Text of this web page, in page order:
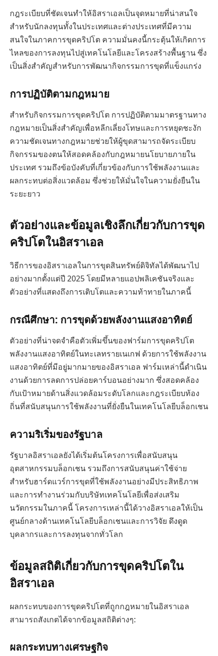
กฎระเบียบที่ชัดเจนทำให้อิสราเอลเป็นจุดหมายที่น่าสนใจ
สำหรับนักลงทุนทั้งในประเทศและต่างประเทศที่มีความ
สนใจในภาคการขุดคริปโต ความมั่นคงนี้กระตุ้นให้เกิดการ
ไหลของการลงทุนไปสู่เทคโนโลยีและโครงสร้างพื้นฐาน ซึ่ง
เป็นสิ่งสำคัญสำหรับการพัฒนากิจกรรมการขุดที่แข็งแกร่ง
การปฏิบัติตามกฎหมาย
สำหรับกิจกรรมการขุดคริปโต การปฏิบัติตามมาตรฐานทาง
กฎหมายเป็นสิ่งสำคัญเพื่อหลีกเลี่ยงโทษและการหยุดชะงัก
ความชัดเจนทางกฎหมายช่วยให้ผู้ขุดสามารถจัดระเบียบ
กิจกรรมของตนให้สอดคล้องกับกฎหมายนโยบายภายใน
ประเทศ รวมถึงข้อบังคับที่เกี่ยวข้องกับการใช้พลังงานและ
ผลกระทบต่อสิ่งแวดล้อม ซึ่งช่วยให้มั่นใจในความยั่งยืนใน
ระยะยาว
ตัวอย่างและข้อมูลเชิงลึกเกี่ยวกับการขุด
คริปโตในอิสราเอล
วิธีการของอิสราเอลในการขุดสินทรัพย์ดิจิทัลได้พัฒนาไป
อย่างมากตั้งแต่ปี 2025 โดยมีหลายแอปพลิเคชันจริงและ
ตัวอย่างที่แสดงถึงการเติบโตและความท้าทายในภาคนี้
กรณีศึกษา: การขุดด้วยพลังงานแสงอาทิตย์
ตัวอย่างที่น่าจดจำคือตัวเพิ่มขึ้นของฟาร์มการขุดคริปโต
พลังงานแสงอาทิตย์ในทะเลทรายเนเกฟ ด้วยการใช้พลังงาน
แสงอาทิตย์ที่มีอยู่มากมายของอิสราเอล ฟาร์มเหล่านี้ดำเนิน
งานด้วยการลดการปล่อยคาร์บอนอย่างมาก ซึ่งสอดคล้อง
กับเป้าหมายด้านสิ่งแวดล้อมระดับโลกและกฎระเบียบท้อง
ถิ่นที่สนับสนุนการใช้พลังงานที่ยั่งยืนในเทคโนโลยีบล็อกเชน
ความริเริ่มของรัฐบาล
รัฐบาลอิสราเอลยังได้เริ่มต้นโครงการเพื่อสนับสนุน
อุตสาหกรรมบล็อกเชน รวมถึงการสนับสนุนค่าใช้จ่าย
สำหรับฮาร์ดแวร์การขุดที่ใช้พลังงานอย่างมีประสิทธิภาพ
และการทำงานร่วมกับบริษัทเทคโนโลยีเพื่อส่งเสริม
นวัตกรรมในภาคนี้ โครงการเหล่านี้ได้วางอิสราเอลให้เป็น
ศูนย์กลางด้านเทคโนโลยีบล็อกเชนและการวิจัย ดึงดูด
บุคลากรและการลงทุนจากทั่วโลก
ข้อมูลสถิติเกี่ยวกับการขุดคริปโตใน
อิสราเอล
ผลกระทบของการขุดคริปโตที่ถูกกฎหมายในอิสราเอล
สามารถสังเกตได้จากข้อมูลสถิติต่างๆ:
ผลกระทบทางเศรษฐกิจ